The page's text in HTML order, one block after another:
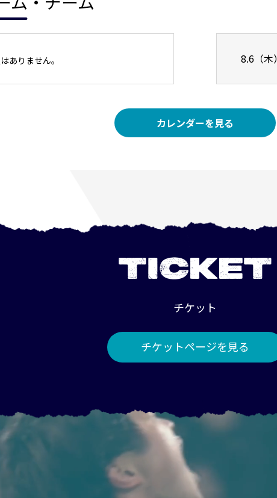
ありません。 8.6（木）
カレンダーを見る
TICKET
チケット
チケットページを見る